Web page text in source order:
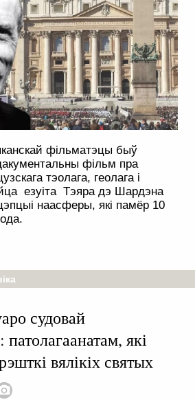
фільматэцы быў
фільм пра
тэолага, геолага і
езуіта Тэяра дэ Шардэна
наасферы, які памёр 10
судовай
які
вялікіх святых